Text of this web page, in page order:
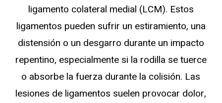
ligamento colateral medial (LCM). Estos
ligamentos pueden sufrir un estiramiento, una
distensión o un desgarro durante un impacto
repentino, especialmente si la rodilla se tuerce
o absorbe la fuerza durante la colisión. Las
lesiones de ligamentos suelen provocar dolor,